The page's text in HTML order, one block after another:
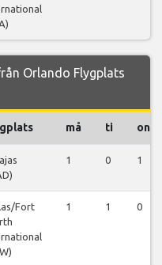
Orlando Flygplats
må ti on
1 0 1
Fort
1 1 0